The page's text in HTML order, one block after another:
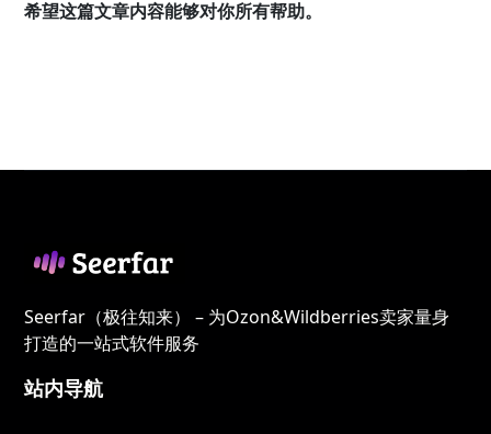
希望这篇文章内容能够对你所有帮助。
Seerfar（极往知来） – 为Ozon&Wildberries卖家量身
打造的一站式软件服务
站内导航